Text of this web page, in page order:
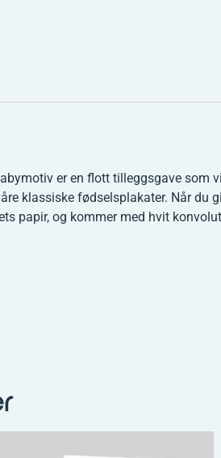
er en flott tilleggsgave som
klassiske fødselsplakater. Når du
papir, og kommer med hvit